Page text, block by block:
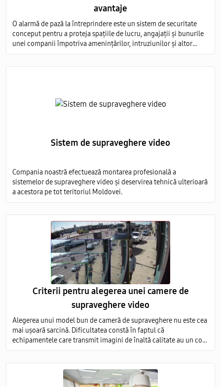
avantaje
O alarmă de pază la întreprindere este un sistem de securitate
conceput pentru a proteja spațiile de lucru, angajații și bunurile
unei companii împotriva amenințărilor, intruziunilor și altor
evenimente nedorite.
Sistem de supraveghere video
Compania noastră efectuează montarea profesională a
sistemelor de supraveghere video și deservirea tehnică ulterioară
a acestora pe tot teritoriul Moldovei.
Criterii pentru alegerea unei camere de
supraveghere video
Alegerea unui model bun de cameră de supraveghere nu este cea
mai ușoară sarcină. Dificultatea constă în faptul că
echipamentele care transmit imagini de înaltă calitate au un cost
foarte ridicat, iar modelele ieftine nu sunt capabile să ofere o